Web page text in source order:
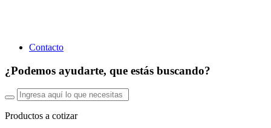
Contacto
¿Podemos ayudarte, que estás buscando?
Productos a cotizar